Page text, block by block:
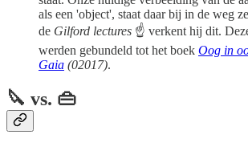
als een 'object', staat daar bij in de weg
de Gilford lectures ☝️ verkent hij dit.
werden gebundeld tot het boek Oog in
Gaia (02017).
🔪 vs. 👜